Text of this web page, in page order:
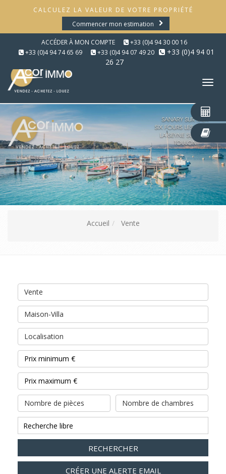
CALCULEZ LA VALEUR DE VOTRE PROPRIÉTÉ
Commencer mon estimation
ACCÉDER À MON COMPTE
+33 (0)4 94 30 00 16
+33 (0)4 94 74 65 69
+33 (0)4 94 07 49 20
+33 (0)4 94 01
26 27
Accueil Vente
Vente
Maison-Villa
Localisation
Nombre de pièces Nombre de chambres
RECHERCHER
CRÉER UNE ALERTE EMAIL